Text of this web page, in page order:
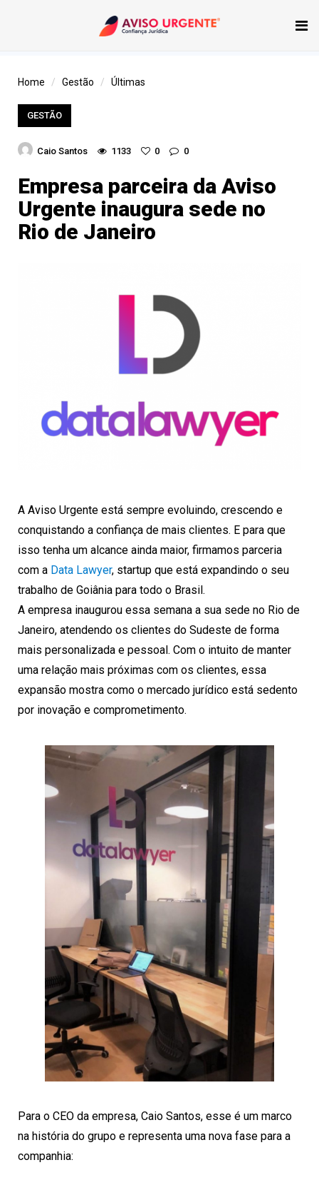
Home Gestão Últimas
GESTÃO
Caio Santos 1133 0 0
Empresa parceira da Aviso
Urgente inaugura sede no
Rio de Janeiro
A Aviso Urgente está sempre evoluindo, crescendo e
conquistando a confiança de mais clientes. E para que
isso tenha um alcance ainda maior, firmamos parceria
com a Data Lawyer, startup que está expandindo o seu
trabalho de Goiânia para todo o Brasil.
A empresa inaugurou essa semana a sua sede no Rio de
Janeiro, atendendo os clientes do Sudeste de forma
mais personalizada e pessoal. Com o intuito de manter
uma relação mais próximas com os clientes, essa
expansão mostra como o mercado jurídico está sedento
por inovação e comprometimento.
Para o CEO da empresa, Caio Santos, esse é um marco
na história do grupo e representa uma nova fase para a
companhia: